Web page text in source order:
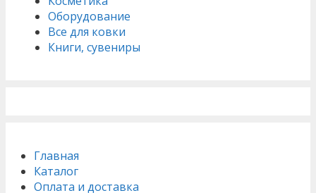
Оборудование
Все для ковки
Книги, сувениры
Главная
Каталог
Оплата и доставка